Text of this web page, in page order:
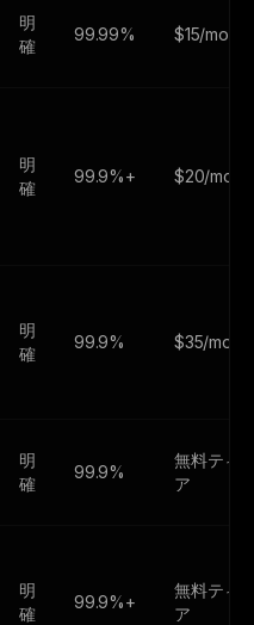
明
確
99.99% $15/mo
明
確
99.9%+ $20/mo
明
確
99.9% $35/mo
明
確
99.9%
無料ティ
ア
明
確
99.9%+
無料ティ
ア